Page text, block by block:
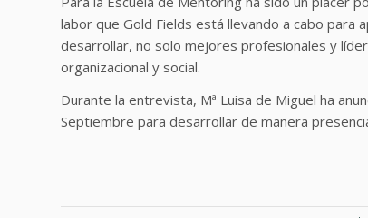
labor que Gold Fields está llevando a cabo
desarrollar, no solo mejores profesionales y
organizacional y social.
Durante la entrevista, Mª Luisa de Miguel ha
Septiembre para desarrollar de manera